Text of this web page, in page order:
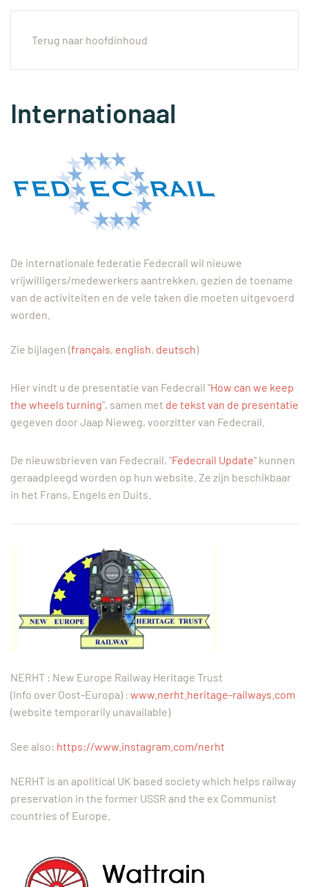
Terug naar hoofdinhoud
Internationaal
De internationale federatie Fedecrail wil nieuwe
vrijwilligers/medewerkers aantrekken, gezien de toename
van de activiteiten en de vele taken die moeten uitgevoerd
worden.
Zie bijlagen (français, english, deutsch)
Hier vindt u de presentatie van Fedecrail "How can we keep
the wheels turning", samen met de tekst van de presentatie
gegeven door Jaap Nieweg, voorzitter van Fedecrail.
De nieuwsbrieven van Fedecrail, "Fedecrail Update" kunnen
geraadpleegd worden op hun website. Ze zijn beschikbaar
in het Frans, Engels en Duits.
NERHT : New Europe Railway Heritage Trust
(Info over Oost-Europa) : www.nerht.heritage-railways.com
(website temporarily unavailable)
See also: https://www.instagram.com/nerht
NERHT is an apolitical UK based society which helps railway
preservation in the former USSR and the ex Communist
countries of Europe.